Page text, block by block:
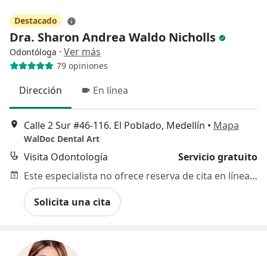
Destacado
Dra. Sharon Andrea Waldo Nicholls
Odontóloga · Ver más
79 opiniones
Dirección En línea
Calle 2 Sur #46-116. El Poblado, Medellín • Mapa
WalDoc Dental Art
Visita Odontología
Servicio gratuito
Este especialista no ofrece reserva de cita en línea en esta dirección.
Solicita una cita